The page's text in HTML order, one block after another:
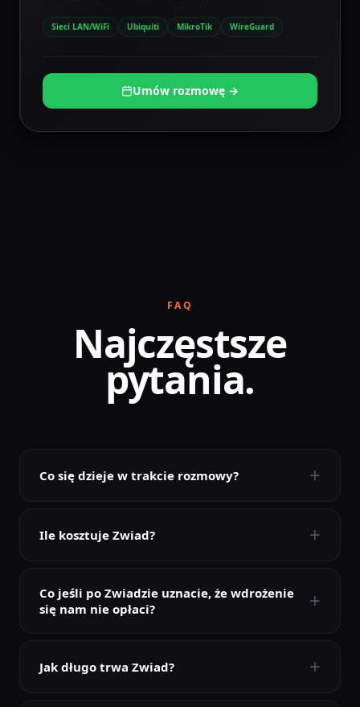
Sieci LAN/WiFi Ubiquiti MikroTik WireGuard
Umów rozmowę →
FAQ
Najczęstsze
pytania.
Co się dzieje w trakcie rozmowy? +
Ile kosztuje Zwiad? +
Co jeśli po Zwiadzie uznacie, że wdrożenie
się nam nie opłaci?
+
Jak długo trwa Zwiad? +